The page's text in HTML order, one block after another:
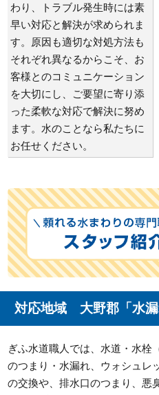
わり、トラブル発生時には素
早い対応と解決が求められま
す。原因も適切な対処方法も
それぞれ異なるからこそ、お
客様とのコミュニケーション
を大切にし、ご要望に寄り添
った柔軟な対応で解決に努め
ます。水のことなら私たちに
お任せください。
対応地域 大野郡「水漏
ぎふ水道職人では、水道・水栓
のつまり・水漏れ、ウォシュレ
の交換や、排水口のつまり、悪